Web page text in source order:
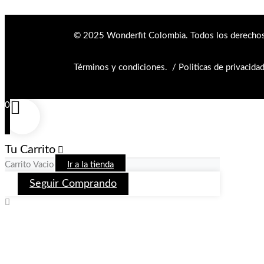
© 2025 Wonderfit Colombia. Todos los
Términos y condiciones. / Politicas de privacidad
0
Tu Carrito
Carrito Vacio Ir a la tienda
Seguir Comprando